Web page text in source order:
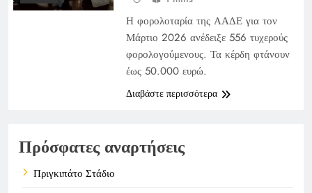
Η φορολοταρία της ΑΑΔΕ για τον
Μάρτιο 2026 ανέδειξε 556 τυχερούς
φορολογούμενους. Τα κέρδη φτάνουν
έως 50.000 ευρώ.
Διαβάστε περισσότερα
Πρόσφατες αναρτήσεις
Πριγκιπάτο Στάδιο